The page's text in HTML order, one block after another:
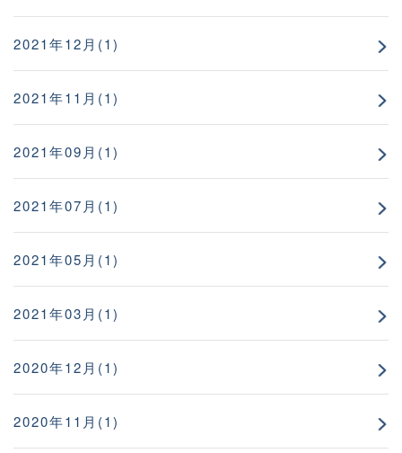
2021年12月(1)
2021年11月(1)
2021年09月(1)
2021年07月(1)
2021年05月(1)
2021年03月(1)
2020年12月(1)
2020年11月(1)